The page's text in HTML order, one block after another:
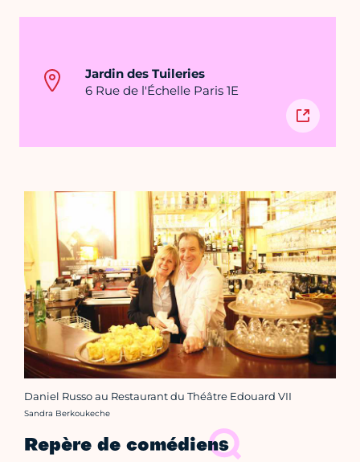
Jardin des Tuileries
6 Rue de l'Échelle Paris 1E
Daniel Russo au Restaurant du Théâtre Edouard VII
Crédit photo :
Sandra Berkoukeche
Repère de comédiens